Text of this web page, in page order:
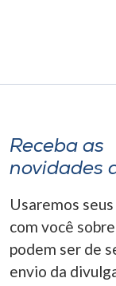
o idioma
A-
Receba as
novidades
Usaremos
com você
podem ser de
envio da